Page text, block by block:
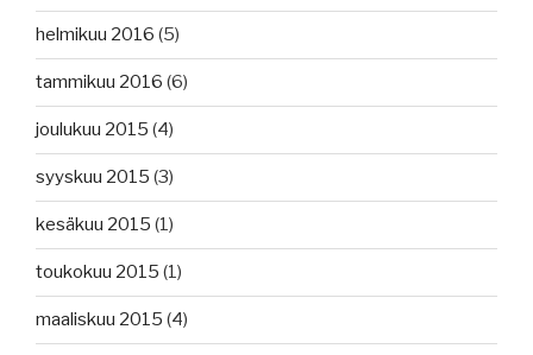
helmikuu 2016 (5)
tammikuu 2016 (6)
joulukuu 2015 (4)
syyskuu 2015 (3)
kesäkuu 2015 (1)
toukokuu 2015 (1)
maaliskuu 2015 (4)